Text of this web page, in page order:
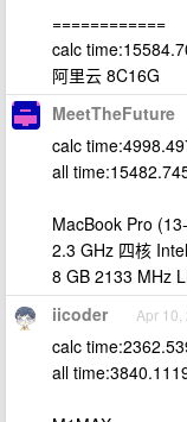
============
calc
阿里云 8C16G
MeetTheFuture
calc
all
MacBook Pro
2.3 GHz 四核
8 GB 2133 MHz
iicoder Apr 10,
calc
all